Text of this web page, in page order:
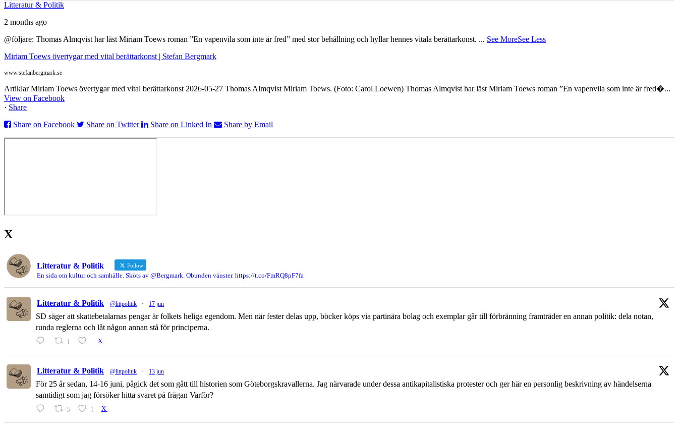
Litteratur & Politik
2 months ago
@följare: Thomas Almqvist har läst Miriam Toews roman ”En vapenvila som inte är fred” med stor behållning och hyllar hennes vitala berättarkonst. ... See MoreSee Less
Miriam Toews övertygar med vital berättarkonst | Stefan Bergmark
www.stefanbergmark.se
Artiklar Miriam Toews övertygar med vital berättarkonst 2026-05-27 Thomas Almqvist Miriam Toews. (Foto: Carol Loewen) Thomas Almqvist har läst Miriam Toews roman ”En vapenvila som inte är fred�...
View on Facebook
· Share
Share on Facebook
Share on Twitter Share on Linked In Share by Email
X
Litteratur & Politik Follow
En sida om kultur och samhälle. Sköts av @Bergmark. Obunden vänster. https://t.co/FmRQ8pF7fa
Litteratur & Politik @littpolitik · 17 jun
SD säger att skattebetalarnas pengar är folkets heliga egendom. Men när fester delas upp, böcker köps via partinära bolag och exemplar går till förbränning framträder en annan politik: dela notan,
runda reglerna och låt någon annan stå för principerna.
1 X
Litteratur & Politik @littpolitik · 13 jun
För 25 år sedan, 14-16 juni, pågick det som gått till historien som Göteborgskravallerna. Jag närvarade under dessa antikapitalistiska protester och ger här en personlig beskrivning av händelserna
samtidigt som jag försöker hitta svaret på frågan Varför?
5 1 X